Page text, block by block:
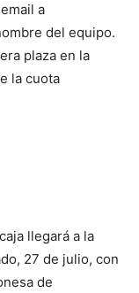
a
del equipo.
plaza en la
la cuota
llegará a la
27 de julio, con
de